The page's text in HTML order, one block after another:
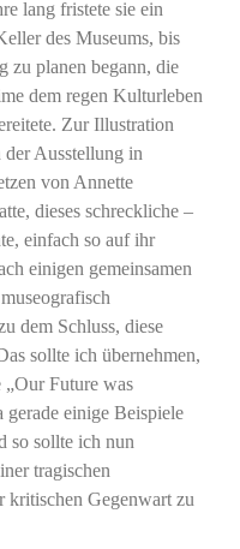
lang fristete sie ein
des Museums, bis
zu planen begann, die
dem regen Kulturleben
Zur Illustration
der Ausstellung in
von Annette
dieses schreckliche –
einfach so auf ihr
einigen gemeinsamen
dem Schluss, diese
sollte ich übernehmen,
Future was
gerade einige Beispiele
so sollte ich nun
tragischen
kritischen Gegenwart zu